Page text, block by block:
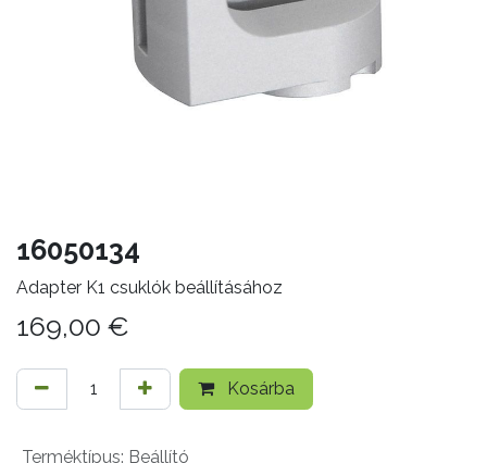
16050134
Adapter K1 csuklók beállításához
169,00 €
Kosárba
Terméktípus: Beállító